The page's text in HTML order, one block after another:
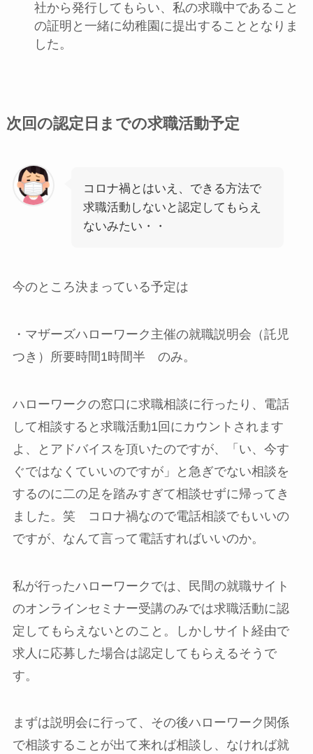
社から発行してもらい、私の求職中であること
の証明と一緒に幼稚園に提出することとなりま
した。
次回の認定日までの求職活動予定
コロナ禍とはいえ、できる方法で
求職活動しないと認定してもらえ
ないみたい・・
今のところ決まっている予定は
・ マザーズハローワーク主催の就職説明会 （託児
つき）所要時間1時間半 のみ。
ハローワークの窓口に求職相談に行ったり、電話
して相談すると求職活動1回にカウントされます
よ、とアドバイスを頂いたのですが、「い、今す
ぐではなくていいのですが」と 急ぎでない相談を
するのに二の足を踏みすぎて相談せずに帰ってき
ました 。笑 コロナ禍なので電話相談でもいいの
ですが、なんて言って電話すればいいのか。
私が行ったハローワークでは、民間の就職サイト
のオンラインセミナー受講のみでは求職活動に認
定してもらえないとのこと。しかしサイト経由で
求人に応募した場合は認定してもらえるそうで
す。
まずは説明会に行って、その後ハローワーク関係
で相談することが出て来れば相談し、なければ就